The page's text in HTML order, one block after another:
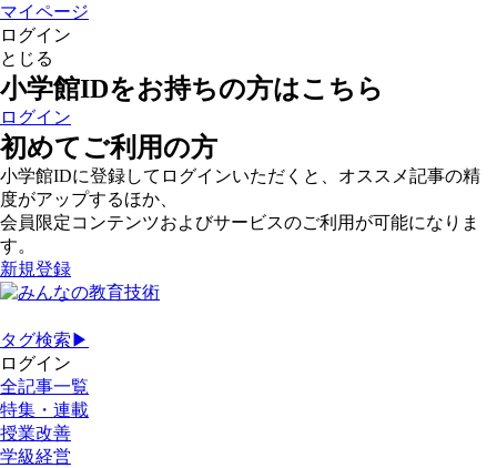
マイページ
ログイン
とじる
小学館IDをお持ちの方はこちら
ログイン
初めてご利用の方
小学館IDに登録してログインいただくと、オススメ記事の精
度がアップするほか、
会員限定コンテンツおよびサービスのご利用が可能になりま
す。
新規登録
タグ検索▶
ログイン
全記事一覧
特集・連載
授業改善
学級経営